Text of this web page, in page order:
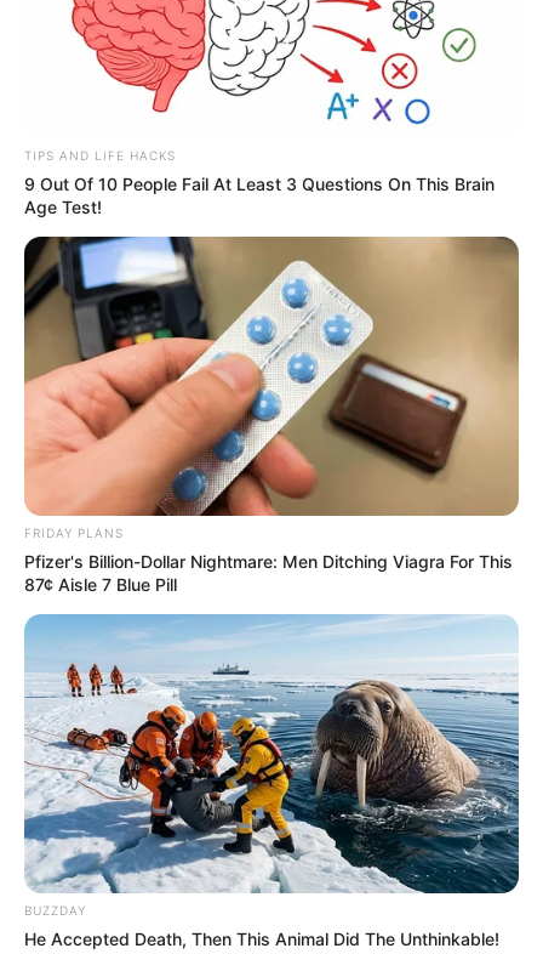
TIPS AND LIFE HACKS
9 Out Of 10 People Fail At Least 3 Questions On This Brain
Age Test!
FRIDAY PLANS
Pfizer's Billion-Dollar Nightmare: Men Ditching Viagra For This
87¢ Aisle 7 Blue Pill
BUZZDAY
He Accepted Death, Then This Animal Did The Unthinkable!